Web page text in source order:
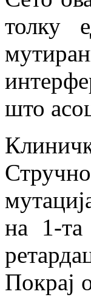
толку
што
на 1-та
Покрај